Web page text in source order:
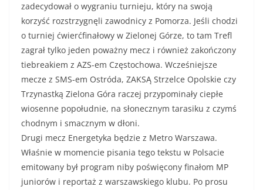
zadecydował o wygraniu turnieju, który na swoją
korzyść rozstrzygnęli zawodnicy z Pomorza. Jeśli chodzi
o turniej ćwierćfinałowy w Zielonej Górze, to tam Trefl
zagrał tylko jeden poważny mecz i również zakończony
tiebreakiem z AZS-em Częstochowa. Wcześniejsze
mecze z SMS-em Ostróda, ZAKSĄ Strzelce Opolskie czy
Trzynastką Zielona Góra raczej przypominały ciepłe
wiosenne popołudnie, na słonecznym tarasiku z czymś
chodnym i smacznym w dłoni.
Drugi mecz Energetyka będzie z Metro Warszawa.
Właśnie w momencie pisania tego tekstu w Polsacie
emitowany był program niby poświęcony finałom MP
juniorów i reportaż z warszawskiego klubu. Po prosu